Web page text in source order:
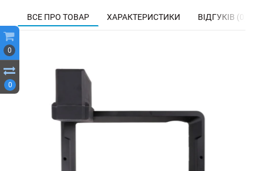
0
0
ВСЕ ПРО ТОВАР ХАРАКТЕРИСТИКИ ВІДГУКІВ (0)